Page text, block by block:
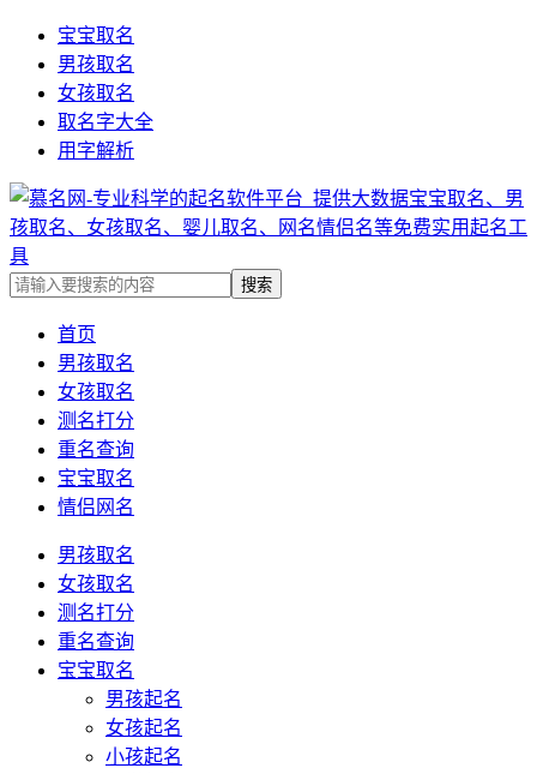
宝宝取名
男孩取名
女孩取名
取名字大全
用字解析
首页
男孩取名
女孩取名
测名打分
重名查询
宝宝取名
情侣网名
男孩取名
女孩取名
测名打分
重名查询
宝宝取名
男孩起名
女孩起名
小孩起名